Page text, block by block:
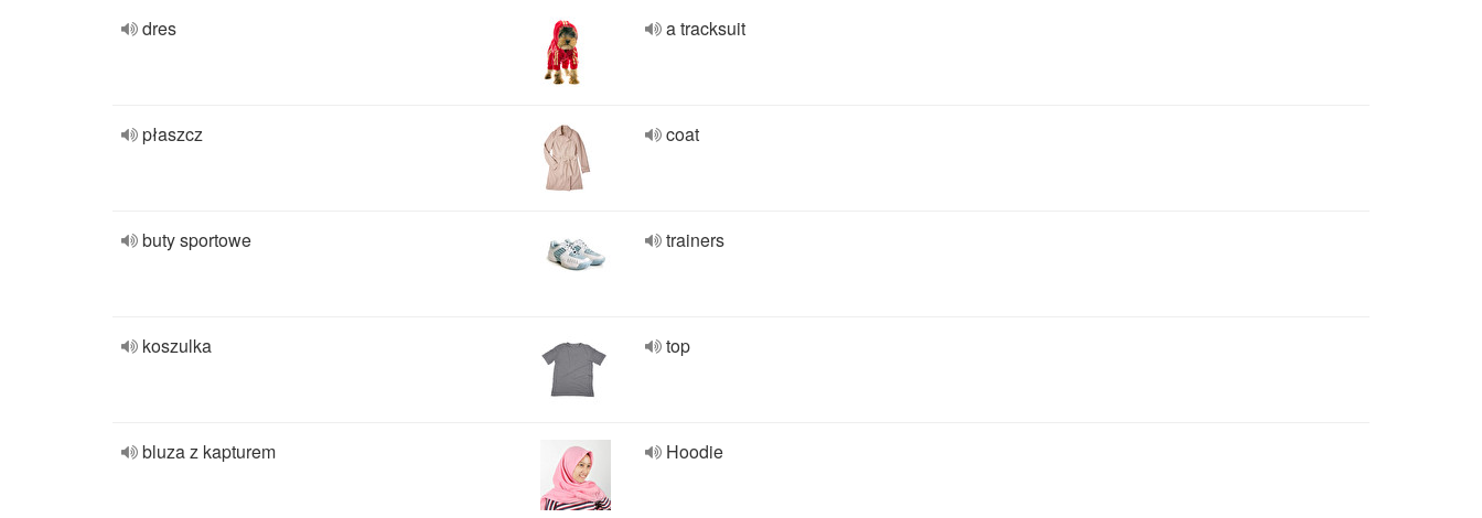
dres a tracksuit
płaszcz coat
buty sportowe trainers
koszulka top
bluza z kapturem Hoodie